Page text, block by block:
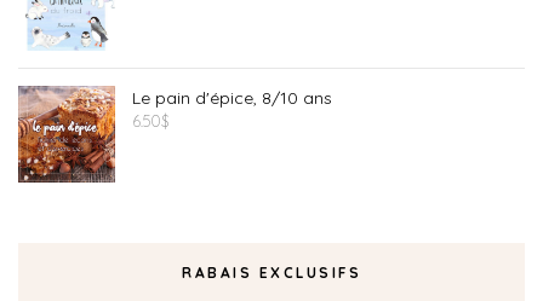
Le pain d'épice, 8/10 ans
6.50$
RABAIS EXCLUSIFS